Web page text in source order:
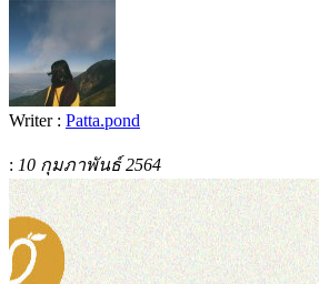
Writer : Patta.pond
: 10 กุมภาพันธ์ 2564